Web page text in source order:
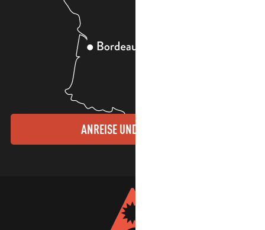
ANREISE UND KONTAKTE